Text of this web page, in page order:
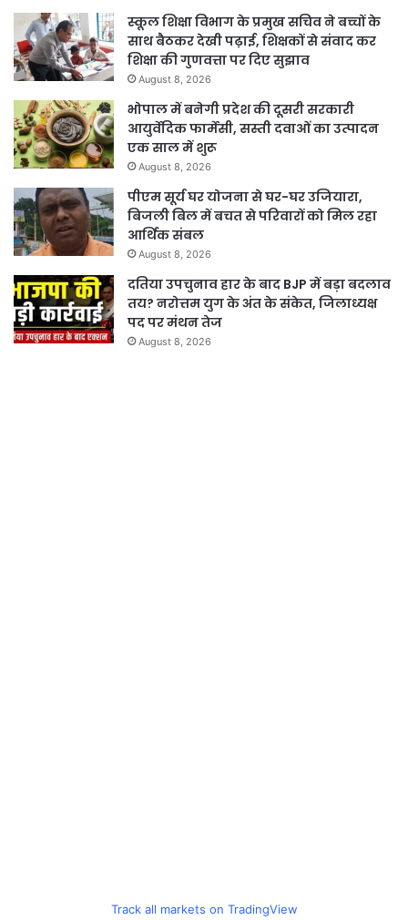
स्कूल शिक्षा विभाग के प्रमुख सचिव ने बच्चों के
साथ बैठकर देखी पढ़ाई, शिक्षकों से संवाद कर
शिक्षा की गुणवत्ता पर दिए सुझाव
August 8, 2026
भोपाल में बनेगी प्रदेश की दूसरी सरकारी
आयुर्वेदिक फार्मेसी, सस्ती दवाओं का उत्पादन
एक साल में शुरू
August 8, 2026
पीएम सूर्य घर योजना से घर-घर उजियारा,
बिजली बिल में बचत से परिवारों को मिल रहा
आर्थिक संबल
August 8, 2026
दतिया उपचुनाव हार के बाद BJP में बड़ा बदलाव
तय? नरोत्तम युग के अंत के संकेत, जिलाध्यक्ष
पद पर मंथन तेज
August 8, 2026
Track all markets on TradingView